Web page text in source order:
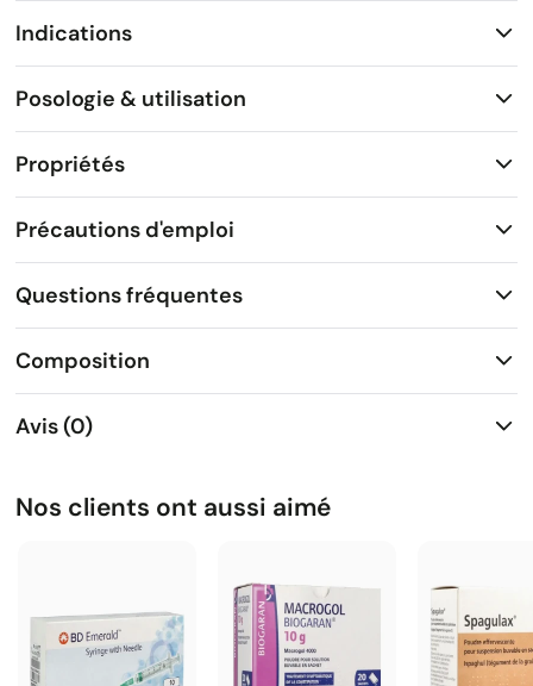
Indications
Posologie & utilisation
Propriétés
Précautions d'emploi
Questions fréquentes
Composition
Avis (0)
Nos clients ont aussi aimé